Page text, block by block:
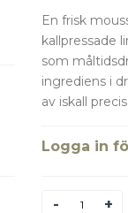
En frisk
kallpressade
som
ingrediens i
av iskall
Logga in
Antal